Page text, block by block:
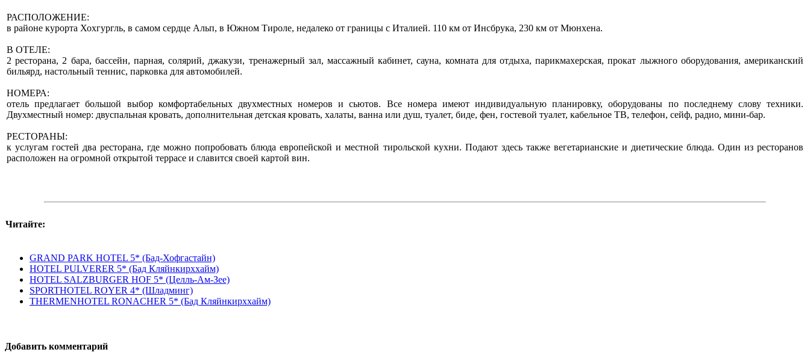
РАСПОЛОЖЕНИЕ:
в районе курорта Хохгургль, в самом сердце Альп, в Южном Тироле, недалеко от границы с Италией. 110 км от Инсбрука, 230 км от Мюнхена.
В ОТЕЛЕ:
2 ресторана, 2 бара, бассейн, парная, солярий, джакузи, тренажерный зал, массажный кабинет, сауна, комната для отдыха, парикмахерская, прокат лыжного оборудования, американский
бильярд, настольный теннис, парковка для автомобилей.
НОМЕРА:
отель предлагает большой выбор комфортабельных двухместных номеров и сьютов. Все номера имеют индивидуальную планировку, оборудованы по последнему слову техники.
Двухместный номер: двуспальная кровать, дополнительная детская кровать, халаты, ванна или душ, туалет, биде, фен, гостевой туалет, кабельное ТВ, телефон, сейф, радио, мини-бар.
РЕСТОРАНЫ:
к услугам гостей два ресторана, где можно попробовать блюда европейской и местной тирольской кухни. Подают здесь также вегетарианские и диетические блюда. Один из ресторанов
расположен на огромной открытой террасе и славится своей картой вин.
Читайте:
GRAND PARK HOTEL 5* (Бад-Хофгаcтайн)
HOTEL PULVERER 5* (Бад Кляйнкирххайм)
HOTEL SALZBURGER HOF 5* (Целль-Ам-Зее)
SPORTHOTEL ROYER 4* (Шладминг)
THERMENHOTEL RONACHER 5* (Бад Кляйнкирххайм)
Добавить комментарий